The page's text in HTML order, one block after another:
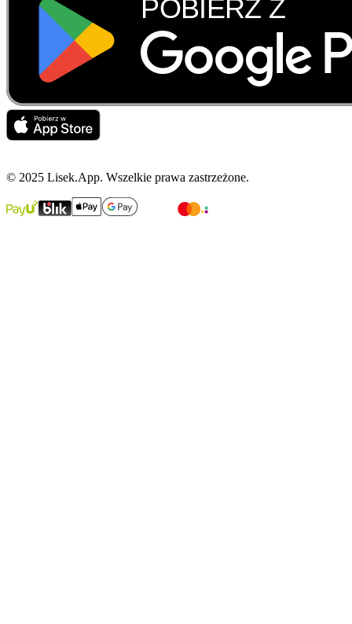
© 2025 Lisek.App. Wszelkie prawa zastrzeżone.